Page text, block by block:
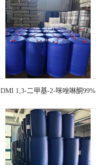
DMI 1,3-二甲基-2-咪唑啉酮99%